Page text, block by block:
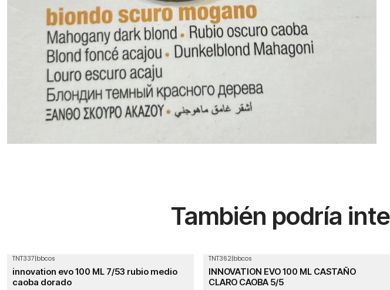
También podría
TNT337|bbcos
innovation evo 100 ML 7/53 rubio medio
caoba dorado
TNT362|bbcos
INNOVATION EVO 100 ML CASTAÑO
CLARO CAOBA 5/5